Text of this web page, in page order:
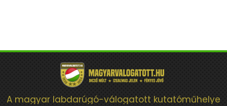
A magyar labdarúgó-válogatott kutatóműhelye